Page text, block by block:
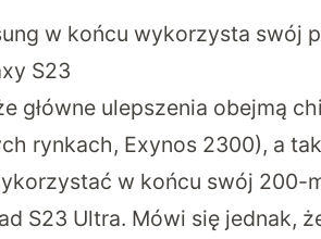
w końcu wykorzysta swój
S23
główne ulepszenia obejmą
rynkach, Exynos 2300), a
w końcu swój 200-
S23 Ultra. Mówi się jednak,